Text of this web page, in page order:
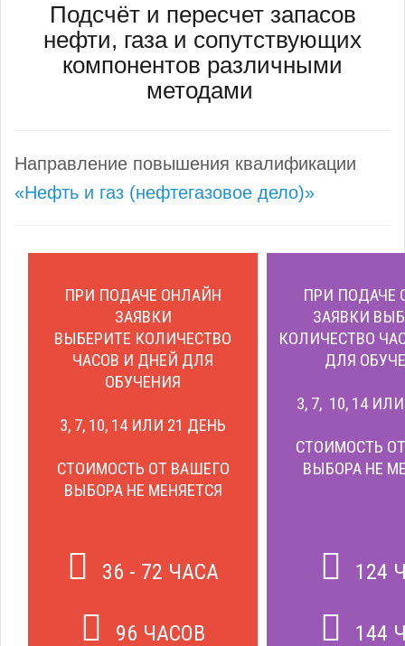
Подсчёт и пересчет запасов
нефти, газа и сопутствующих
компонентов различными
методами
Направление повышения квалификации
«Нефть и газ (нефтегазовое дело)»
ПРИ ПОДАЧЕ ОНЛАЙН
ЗАЯВКИ
ВЫБЕРИТЕ КОЛИЧЕСТВО
ЧАСОВ И ДНЕЙ ДЛЯ
ОБУЧЕНИЯ
3, 7, 10, 14 ИЛИ 21 ДЕНЬ
СТОИМОСТЬ ОТ ВАШЕГО
ВЫБОРА НЕ МЕНЯЕТСЯ
36 - 72 ЧАСА
96 ЧАСОВ
ПРИ ПОДАЧЕ
ЗАЯВКИ
КОЛИЧЕСТВО
ДЛЯ
3, 7, 10, 14
СТОИМОСТЬ
ВЫБОРА НЕ
124
144